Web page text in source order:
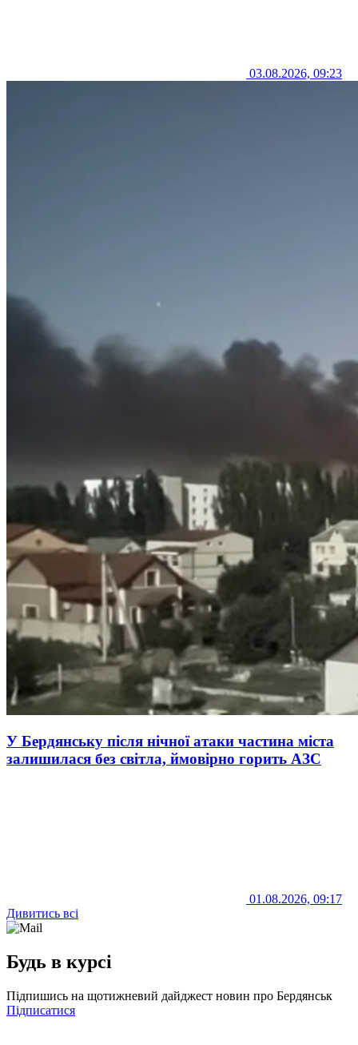
03.08.2026, 09:23
У Бердянську після нічної атаки частина міста
залишилася без світла, ймовірно горить АЗС
01.08.2026, 09:17
Дивитись всі
Будь в курсі
Підпишись на щотижневий дайджест новин про Бердянськ
Підписатися